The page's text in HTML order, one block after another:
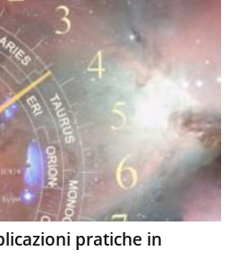
pratiche in